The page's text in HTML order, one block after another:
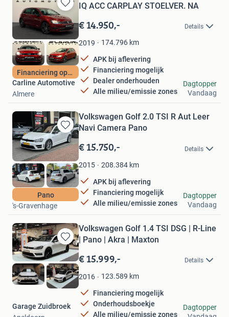
Bewaren
in
Mijn
Favorieten
Financiering optie
IQ ACC CARPLAY STOELVER. NA
€ 14.950,- Details
2019 174.796 km
APK bij aflevering
Financiering mogelijk
Dealer onderhouden
Alle milieu/emissie zones
Carline Automotive
Almere
Dagtopper
Vandaag
Bewaren
in
Mijn
Favorieten
Pano
Volkswagen Golf 2.0 TSI R Aut Leer
Navi Camera Pano
€ 15.750,- Details
2015 208.384 km
APK bij aflevering
Financiering mogelijk
Alle milieu/emissie zones
Autostad Den Haag
's-Gravenhage
Dagtopper
Vandaag
Bewaren
in
Mijn
Favorieten
Volkswagen Golf 1.4 TSI DSG | R-Line
| Pano | Akra | Maxton
€ 15.999,- Details
2016 123.589 km
Financiering mogelijk
Onderhoudsboekje
Alle milieu/emissie zones
Garage Zuidbroek
Dagtopper